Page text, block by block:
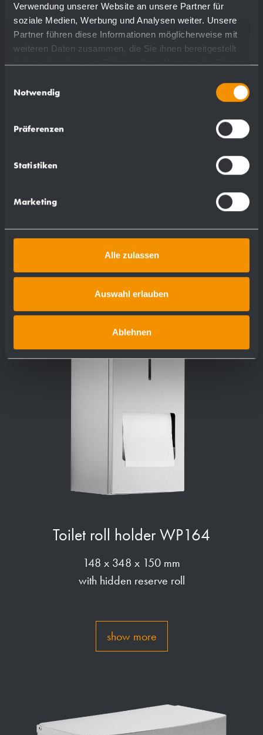
Verwendung unserer Website an unsere Partner für
soziale Medien, Werbung und Analysen weiter. Unsere
Partner führen diese Informationen möglicherweise mit
weiteren Daten zusammen, die Sie ihnen bereitgestellt
haben oder die sie im Rahmen Ihrer Nutzung der Dienste
Notwendig
Präferenzen
Statistiken
Marketing
Alle zulassen
Auswahl erlauben
Ablehnen
"Woman" pictogram AC410
Toilet roll holder WP164
148 x 348 x 150 mm
with hidden reserve roll
show more